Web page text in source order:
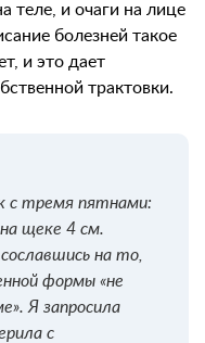
теле, и очаги на лице
болезней такое
и это дает
трактовки.
с тремя пятнами:
щеке 4 см.
на то,
формы «не
Я запросила
с